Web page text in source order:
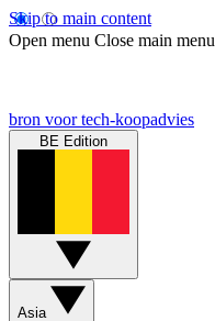
Skip to main content
Open menu Close main menu
bron voor tech-koopadvies
BE Edition
Asia